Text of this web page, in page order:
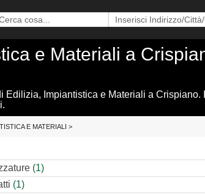
e Materiali a
Edilizia, Impiantistica e Materiali a
E MATERIALI >
(1)
(1)